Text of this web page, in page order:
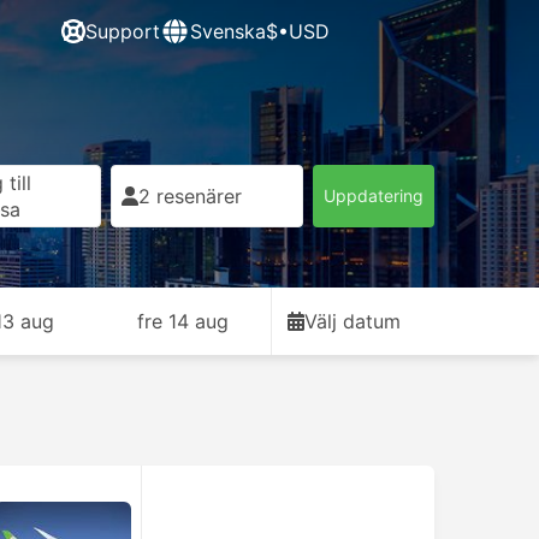
Support Svenska$•USD
till
2 resenärer Uppdatering
aug fre 14 aug Välj datum